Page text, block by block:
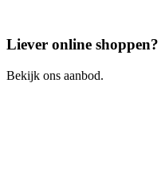
Liever online shoppen?
Bekijk ons aanbod.